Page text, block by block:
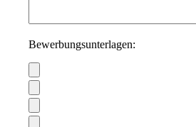
Bewerbungsunterlagen: